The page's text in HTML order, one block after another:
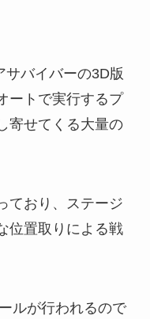
サバイバーの3D版
ートで実行するプ
寄せてくる大量の
ており、ステージ
位置取りによる戦
ルが行われるので